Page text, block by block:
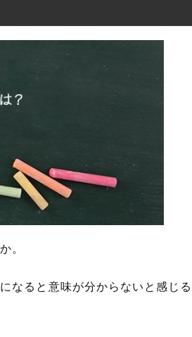
。
なると意味が分からないと感じる